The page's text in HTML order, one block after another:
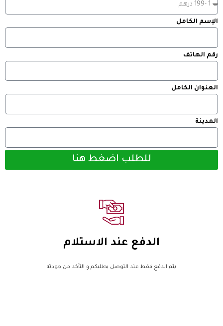
الإسم الكامل
رقم الهاتف
العنوان الكامل
المدينة
للطلب اضغط هنا
الدفع عند الاستلام
يتم الدفع فقط عند التوصل بطلبكم و التأكد من جودته